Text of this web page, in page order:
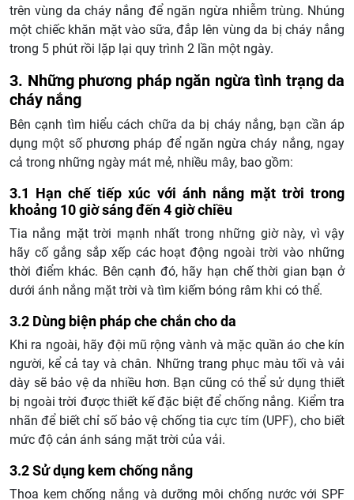
trên vùng da cháy nắng để ngăn ngừa nhiễm trùng. Nhúng
một chiếc khăn mặt vào sữa, đắp lên vùng da bị cháy nắng
trong 5 phút rồi lặp lại quy trình 2 lần một ngày.
3. Những phương pháp ngăn ngừa tình trạng da
cháy nắng
Bên cạnh tìm hiểu cách chữa da bị cháy nắng, bạn cần áp
dụng một số phương pháp để ngăn ngừa cháy nắng, ngay
cả trong những ngày mát mẻ, nhiều mây, bao gồm:
3.1 Hạn chế tiếp xúc với ánh nắng mặt trời trong
khoảng 10 giờ sáng đến 4 giờ chiều
Tia nắng mặt trời mạnh nhất trong những giờ này, vì vậy
hãy cố gắng sắp xếp các hoạt động ngoài trời vào những
thời điểm khác. Bên cạnh đó, hãy hạn chế thời gian bạn ở
dưới ánh nắng mặt trời và tìm kiếm bóng râm khi có thể.
3.2 Dùng biện pháp che chắn cho da
Khi ra ngoài, hãy đội mũ rộng vành và mặc quần áo che kín
người, kể cả tay và chân. Những trang phục màu tối và vải
dày sẽ bảo vệ da nhiều hơn. Bạn cũng có thể sử dụng thiết
bị ngoài trời được thiết kế đặc biệt để chống nắng. Kiểm tra
nhãn để biết chỉ số bảo vệ chống tia cực tím (UPF), cho biết
mức độ cản ánh sáng mặt trời của vải.
3.2 Sử dụng kem chống nắng
Thoa kem chống nắng và dưỡng môi chống nước với SPF